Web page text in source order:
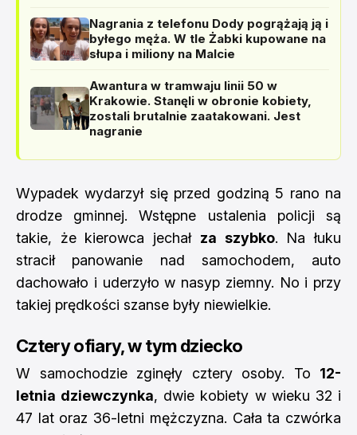
Nagrania z telefonu Dody pogrążają ją i
byłego męża. W tle Żabki kupowane na
słupa i miliony na Malcie
Awantura w tramwaju linii 50 w
Krakowie. Stanęli w obronie kobiety,
zostali brutalnie zaatakowani. Jest
nagranie
Wypadek wydarzył się przed godziną 5 rano na
drodze gminnej. Wstępne ustalenia policji są
takie, że kierowca jechał za szybko. Na łuku
stracił panowanie nad samochodem, auto
dachowało i uderzyło w nasyp ziemny. No i przy
takiej prędkości szanse były niewielkie.
Cztery ofiary, w tym dziecko
W samochodzie zginęły cztery osoby. To 12-
letnia dziewczynka, dwie kobiety w wieku 32 i
47 lat oraz 36-letni mężczyzna. Cała ta czwórka